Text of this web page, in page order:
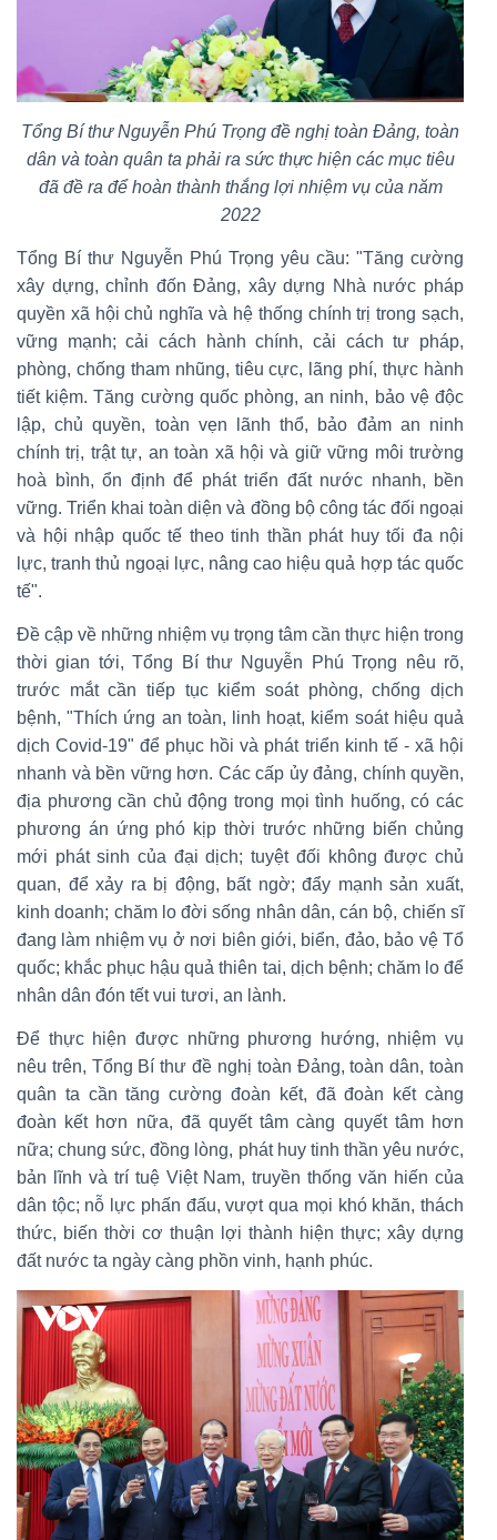
Tổng Bí thư Nguyễn Phú Trọng đề nghị toàn Đảng, toàn
dân và toàn quân ta phải ra sức thực hiện các mục tiêu
đã đề ra để hoàn thành thắng lợi nhiệm vụ của năm
2022
Tổng Bí thư Nguyễn Phú Trọng yêu cầu: "Tăng cường
xây dựng, chỉnh đốn Đảng, xây dựng Nhà nước pháp
quyền xã hội chủ nghĩa và hệ thống chính trị trong sạch,
vững mạnh; cải cách hành chính, cải cách tư pháp,
phòng, chống tham nhũng, tiêu cực, lãng phí, thực hành
tiết kiệm. Tăng cường quốc phòng, an ninh, bảo vệ độc
lập, chủ quyền, toàn vẹn lãnh thổ, bảo đảm an ninh
chính trị, trật tự, an toàn xã hội và giữ vững môi trường
hoà bình, ổn định để phát triển đất nước nhanh, bền
vững. Triển khai toàn diện và đồng bộ công tác đối ngoại
và hội nhập quốc tế theo tinh thần phát huy tối đa nội
lực, tranh thủ ngoại lực, nâng cao hiệu quả hợp tác quốc
tế".
Đề cập về những nhiệm vụ trọng tâm cần thực hiện trong
thời gian tới, Tổng Bí thư Nguyễn Phú Trọng nêu rõ,
trước mắt cần tiếp tục kiểm soát phòng, chống dịch
bệnh, "Thích ứng an toàn, linh hoạt, kiểm soát hiệu quả
dịch Covid-19" để phục hồi và phát triển kinh tế - xã hội
nhanh và bền vững hơn. Các cấp ủy đảng, chính quyền,
địa phương cần chủ động trong mọi tình huống, có các
phương án ứng phó kịp thời trước những biến chủng
mới phát sinh của đại dịch; tuyệt đối không được chủ
quan, để xảy ra bị động, bất ngờ; đẩy mạnh sản xuất,
kinh doanh; chăm lo đời sống nhân dân, cán bộ, chiến sĩ
đang làm nhiệm vụ ở nơi biên giới, biển, đảo, bảo vệ Tổ
quốc; khắc phục hậu quả thiên tai, dịch bệnh; chăm lo để
nhân dân đón tết vui tươi, an lành.
Để thực hiện được những phương hướng, nhiệm vụ
nêu trên, Tổng Bí thư đề nghị toàn Đảng, toàn dân, toàn
quân ta cần tăng cường đoàn kết, đã đoàn kết càng
đoàn kết hơn nữa, đã quyết tâm càng quyết tâm hơn
nữa; chung sức, đồng lòng, phát huy tinh thần yêu nước,
bản lĩnh và trí tuệ Việt Nam, truyền thống văn hiến của
dân tộc; nỗ lực phấn đấu, vượt qua mọi khó khăn, thách
thức, biến thời cơ thuận lợi thành hiện thực; xây dựng
đất nước ta ngày càng phồn vinh, hạnh phúc.